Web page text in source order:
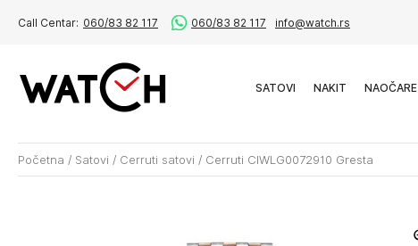
Call Centar: 060/83 82 117 060/83 82 117 info@watch.rs
SATOVI NAKIT NAOČARE
Početna / Satovi / Cerruti satovi / Cerruti CIWLG0072910 Gresta